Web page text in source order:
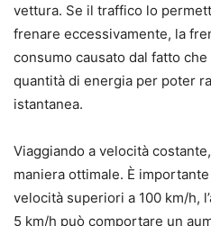
vettura. Se il traffico lo
frenare eccessivamente, la
consumo causato dal fatto
quantità di energia per poter
istantanea.
Viaggiando a velocità
maniera ottimale. È
velocità superiori a 100 km/h,
5 km/h può comportare un